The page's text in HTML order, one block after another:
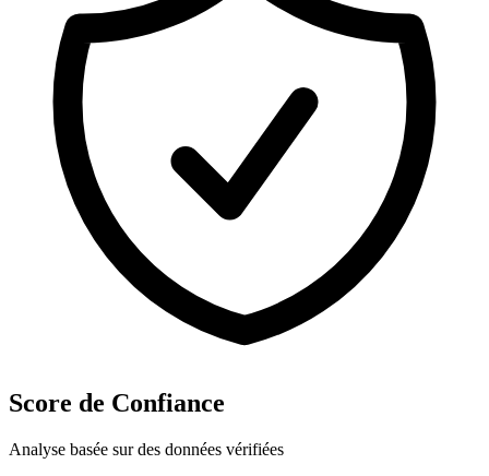
Score de Confiance
Analyse basée sur des données vérifiées